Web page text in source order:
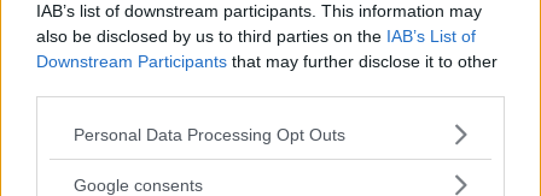
IAB’s list of downstream participants. This information may
also be disclosed by us to third parties on the IAB’s List of
Downstream Participants that may further disclose it to other
Please note that this website/app uses one or more Google
not limited to your visit or usage behaviour. You may click to
Personal Data Processing Opt Outs
Google consents
Äta Nyttigt Ute På Restaurang – Våra 5
Bästa Tips!
som helst... Trött på att dina ärliga försök att äta nyttigt
förstörs för att du...